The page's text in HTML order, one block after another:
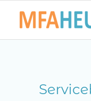
Inhalt
Aktuelles